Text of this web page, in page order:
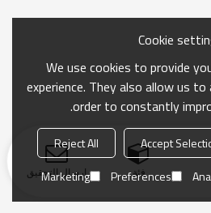
فئة ارسال التحقيق
Cookie
We use cookies to provide
experience. They also allow us to
order to constantly
Accept
Reject All
Preferences
Marketing